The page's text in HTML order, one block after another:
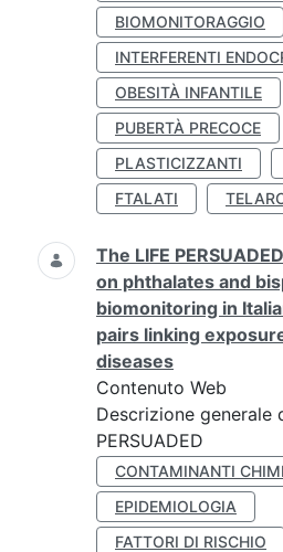
BIOMONITORAGGIO
INTERFERENTI
OBESITÀ INFANTILE
PUBERTÀ PRECOCE
PLASTICIZZANTI
FTALATI
The LIFE
on phthalates and
biomonitoring in
pairs linking
diseases
Contenuto Web
Descrizione
PERSUADED
CONTAMINANTI
EPIDEMIOLOGIA
FATTORI DI RISCHIO